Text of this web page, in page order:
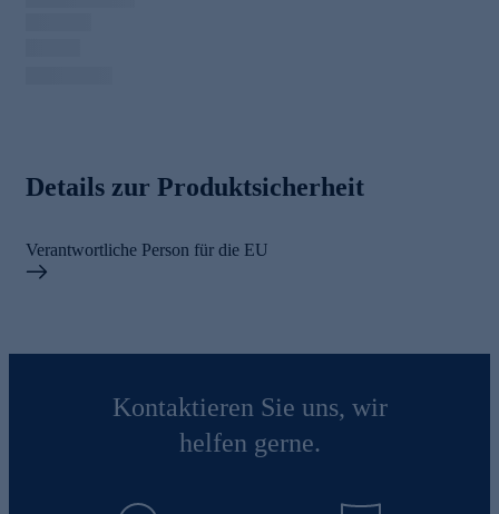
Details zur Produktsicherheit
Verantwortliche Person für die EU
Kontaktieren Sie uns, wir
helfen gerne.